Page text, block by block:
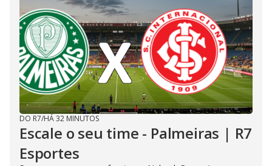
DO R7/HÁ 32 MINUTOS
Escale o seu time - Palmeiras | R7
Esportes